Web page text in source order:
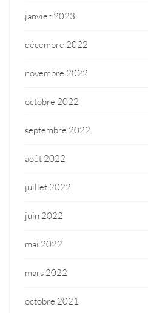
janvier 2023
décembre 2022
novembre 2022
octobre 2022
septembre 2022
août 2022
juillet 2022
juin 2022
mai 2022
mars 2022
octobre 2021